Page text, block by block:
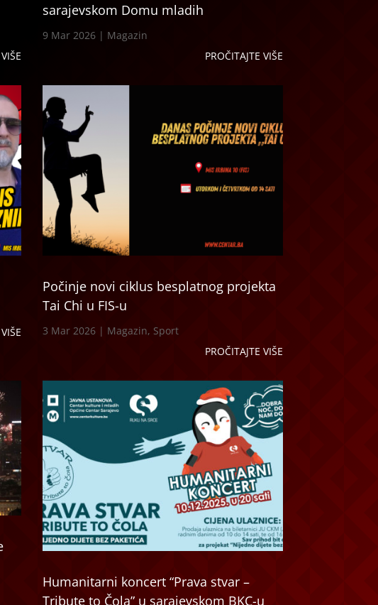
sarajevskom Domu mladih
9 Mar 2026 | Magazin
PROČITAJTE VIŠE
Počinje novi ciklus besplatnog projekta
Tai Chi u FIS-u
3 Mar 2026 | Magazin, Sport
PROČITAJTE VIŠE
Humanitarni koncert “Prava stvar –
Tribute to Čola” u sarajevskom BKC-u